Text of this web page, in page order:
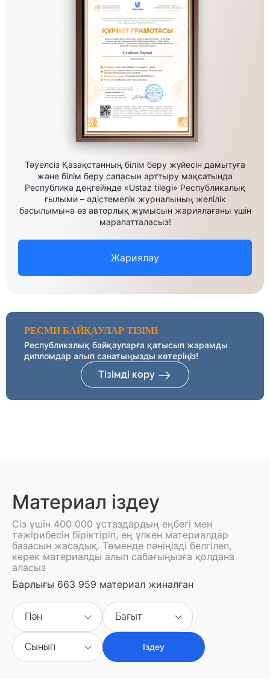
Тәуелсіз Қазақстанның білім беру жүйесін дамытуға
және білім беру сапасын арттыру мақсатында
Республика деңгейінде «Ustaz tilegi» Республикалық
ғылыми – әдістемелік журналының желілік
басылымына өз авторлық жұмысын жариялағаны үшін
марапатталасыз!
Жариялау
РЕСМИ БАЙҚАУЛАР ТІЗІМІ
Республикалық байқауларға қатысып жарамды
дипломдар алып санатыңызды көтеріңіз!
Тізімді көру
Материал іздеу
Сіз үшін 400 000 ұстаздардың еңбегі мен
тәжірибесін біріктіріп, ең үлкен материалдар
базасын жасадық. Төменде пәніңізді белгілеп,
керек материалды алып сабағыңызға қолдана
аласыз
Барлығы 663 959 материал жиналған
Пән Бағыт
Сынып Іздеу